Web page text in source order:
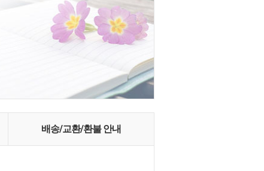
배송/교환/환불 안내